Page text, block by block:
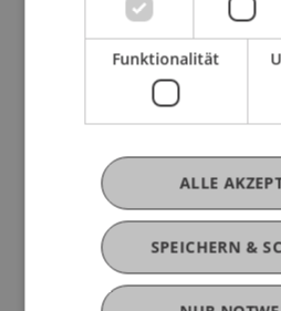
FFF-Förderprojekt
Juli 2024 bis Dezember 2024
Für die Verfügbarkeit und
Finanzdienstleistungen
entscheidende Rolle. Die
2022/2554 des Europäischen
Originalquellen
Funktionalität
SPEICHERN &
ALLE